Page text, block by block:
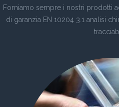
Forniamo sempre i nostri prodotti
di garanzia EN 10204 3.1 analisi